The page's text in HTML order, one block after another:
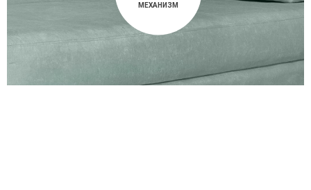
МЕХАНИЗМ